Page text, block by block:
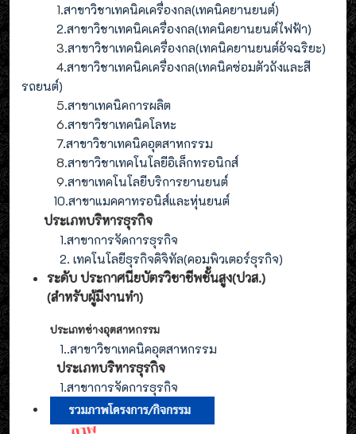
1.สาขาวิชาเทคนิคเครื่องกล(เทคนิคยานยนต์)
2.สาขาวิชาเทคนิคเครื่องกล(เทคนิคยานยนต์ไฟฟ้า)
3.สาขาวิชาเทคนิคเครื่องกล(เทคนิคยานยนต์อัจฉริยะ)
4.สาขาวิชาเทคนิคเครื่องกล(เทคนิคซ่อมตัวถังและสี
รถยนต์)
5.สาขาเทคนิคการผลิต
6.สาขาวิชาเทคนิคโลหะ
7.สาขาวิชาเทคนิคอุตสาหกรรม
8.สาขาวิชาเทคโนโลยีอิเล็กทรอนิกส์
9.สาขาเทคโนโลยีบริการยานยนต์
10.สาขาแมคคาทรอนิส์และหุ่นยนต์
ประเภทบริหารธุรกิจ
1.สาขาการจัดการธุรกิจ
2. เทคโนโลยีธุรกิจดิจิทัล(คอมพิวเตอร์ธุรกิจ)
ระดับ ประกาศนียบัตรวิชาชีพชั้นสูง(ปวส.)
(สำหรับผู้มีงานทำ)
ประเภทช่างอุตสาหกรรม
1..สาขาวิชาเทคนิคอุตสาหกรรม
ประเภทบริหารธุรกิจ
1.สาขาการจัดการธุรกิจ